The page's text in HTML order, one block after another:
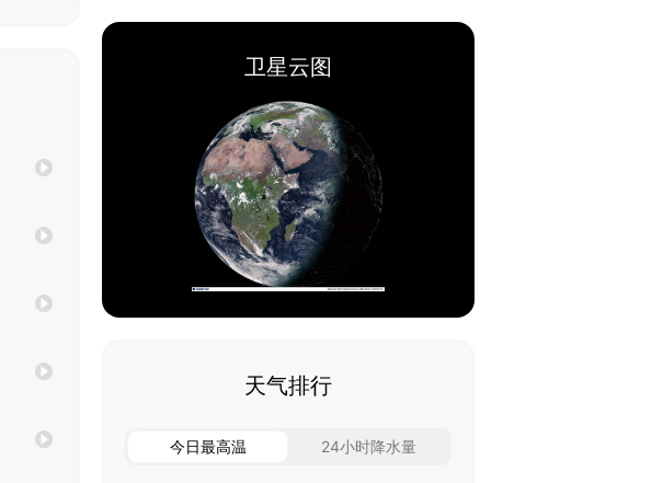
卫星云图
天气排行
今日最高温 24小时降水量